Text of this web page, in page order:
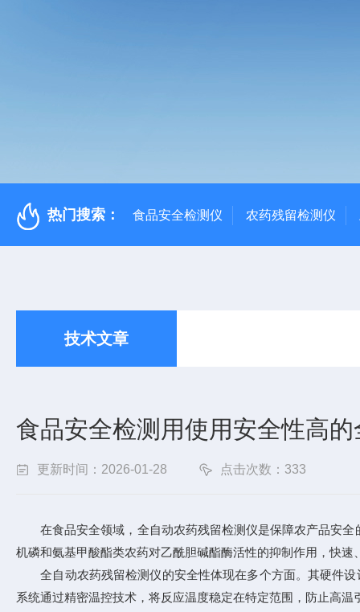
热门搜索： 食品安全检测仪 农药残留检测仪
技术文章
食品安全检测用使用安全性高
更新时间：2026-01-28 点击次数：333
在食品安全领域，全自动农药残留检测仪是保障农产品安全
机磷和氨基甲酸酯类农药对乙酰胆碱酯酶活性的抑制作用，快
全自动农药残留检测仪的安全性体现在多个方面。其硬件设
系统通过精密温控技术，将反应温度稳定在特定范围，防止高